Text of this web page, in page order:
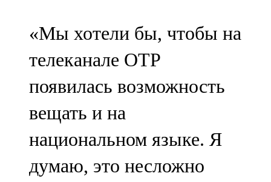
102,6 FM
Чирмешән
107,7 FM
Чистай
103,0 FM
Чүпрәле
«Мы хотели бы, чтобы на
телеканале ОТР
появилась возможность
вещать и на
национальном языке. Я
думаю, это несложно